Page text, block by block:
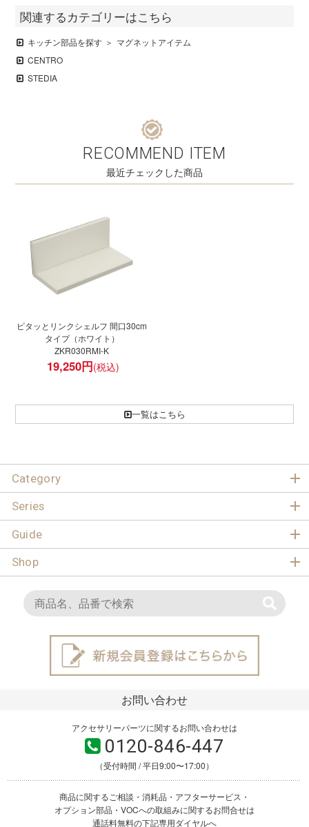
関連するカテゴリーはこちら
キッチン部品を探す
マグネットアイテム
CENTRO
STEDIA
RECOMMEND ITEM
最近チェックした商品
ピタッとリンクシェルフ 間口30cm
タイプ（ホワイト）
ZKR030RMI-K
19,250円
一覧はこちら
Category
Series
Guide
Shop
お問い合わせ
アクセサリーパーツに関するお問い合わせは
0120-846-447
（受付時間 / 平日9:00〜17:00）
商品に関するご相談・消耗品・アフターサービス・
オプション部品・VOCへの取組みに関するお問合せは
通話料無料の下記専用ダイヤルへ